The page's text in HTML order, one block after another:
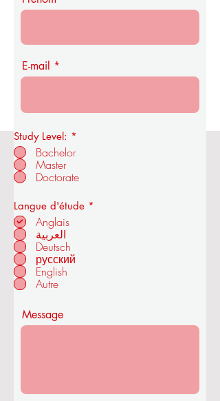
Académie royale d'économie et de
technologie de l'OUS
à ZÜRICH - SUISSE
E-mail
Study Level: *
Bachelor
Master
Doctorate
Langue d'étude *
Anglais
العربية
Deutsch
русский
English
Autre
Message